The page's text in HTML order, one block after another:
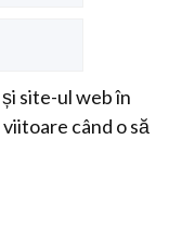
site-ul web în
când o să